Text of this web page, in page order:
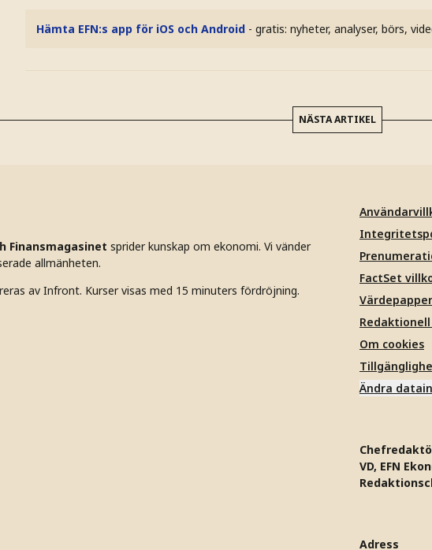
Hämta EFN:s app för iOS och Android - gratis: nyheter, analyser, börs,
NÄSTA ARTIKEL
Finansmagasinet sprider kunskap om ekonomi. Vi vänder
allmänheten.
av Infront. Kurser visas med 15 minuters fördröjning.
FactSet
Om cookies
Ändra
VD, EFN
Adress